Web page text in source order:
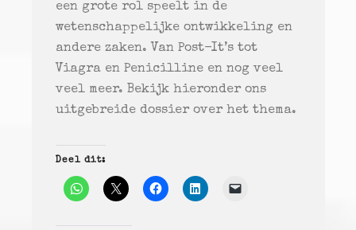
een grote rol speelt in de
wetenschappelijke ontwikkeling en
andere zaken. Van Post-It’s tot
Viagra en Penicilline en nog veel
veel meer. Bekijk hieronder ons
uitgebreide dossier over het thema.
Deel dit: